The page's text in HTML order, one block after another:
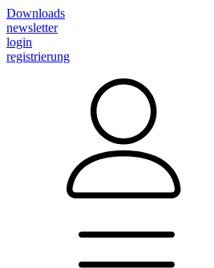
Downloads
newsletter
login
registrierung